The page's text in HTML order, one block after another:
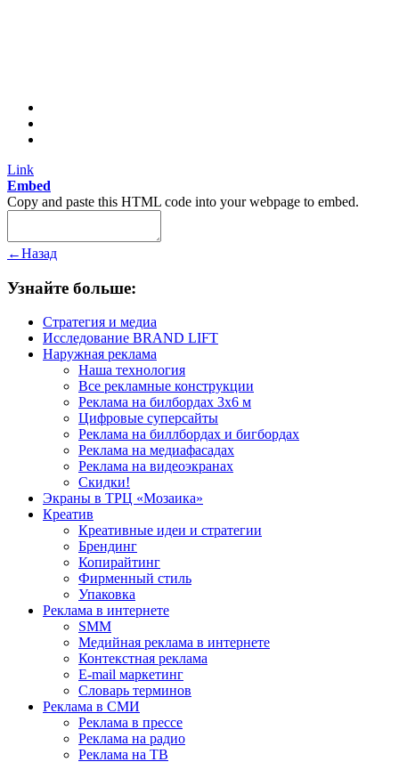
Link
Embed
Copy and paste this HTML code into your webpage to embed.
←Назад
Узнайте больше:
Стратегия и медиа
Исследование BRAND LIFT
Наружная реклама
Наша технология
Все рекламные конструкции
Реклама на билбордах 3х6 м
Цифровые суперсайты
Реклама на биллбордах и бигбордах
Реклама на медиафасадах
Реклама на видеоэкранах
Скидки!
Экраны в ТРЦ «Мозаика»
Креатив
Креативные идеи и стратегии
Брендинг
Копирайтинг
Фирменный стиль
Упаковка
Реклама в интернете
SMM
Медийная реклама в интернете
Контекстная реклама
E-mail маркетинг
Словарь терминов
Реклама в СМИ
Реклама в прессе
Реклама на радио
Реклама на ТВ